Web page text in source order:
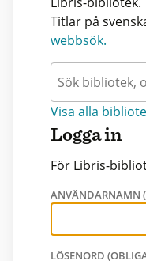
Titlar på
webbsök.
Visa alla
Logga in
För Libris-
ANVÄNDARNAMN
LÖSENORD